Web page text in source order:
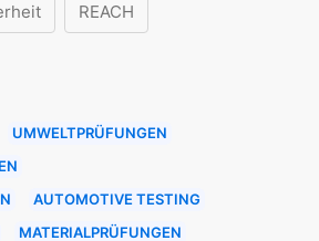
REACH
UMWELTPRÜFUNGEN
AUTOMOTIVE TESTING
MATERIALPRÜFUNGEN